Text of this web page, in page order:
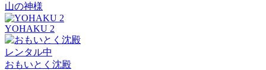
山の神様
YOHAKU 2
レンタル中
おもいとく沈殿